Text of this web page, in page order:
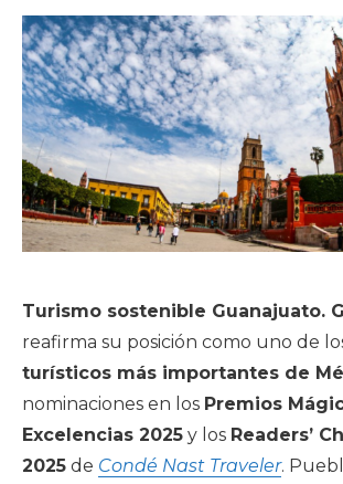
Turismo sostenible Guanajuato.
reafirma su posición como uno de
turísticos más importantes de
nominaciones en los Premios
Excelencias 2025 y los Readers’
2025 de Condé Nast Traveler.